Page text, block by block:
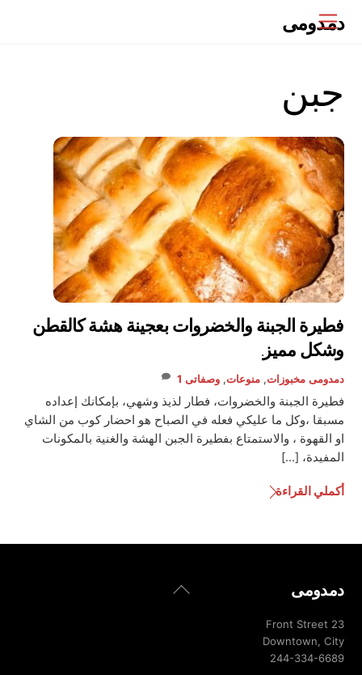
Menu
دمدومى
جبن
فطيرة الجبنة والخضروات بعجينة هشة كالقطن
وشكل مميز.
دمدومى مخبوزات,منوعات,وصفاتى 1
فطيرة الجبنة والخضروات، فطار لذيذ وشهي، بإمكانك إعداده
مسبقا ،وكل ما عليكي فعله في الصباح هو احضار كوب من الشاي
او القهوة ، والاستمتاع بفطيرة الجبن الهشة والغنية بالمكونات
المفيدة، […]
أكملي القراءة
Back
دمدومى
23 Front Street
Downtown, City
244-334-6689